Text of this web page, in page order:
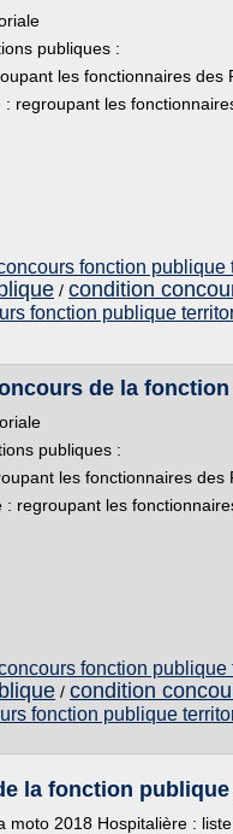
publiques :
les fonctionnaires des
regroupant les
fonction publique
/ condition
fonction publique
de la
publiques :
les fonctionnaires des
regroupant les
fonction publique
/ condition
fonction publique
la fonction
moto 2018 Hospitalière :